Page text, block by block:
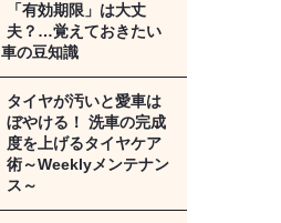
「有効期限」は大丈
夫？…覚えておきたい
車の豆知識
タイヤが汚いと愛車は
ぼやける！ 洗車の完成
度を上げるタイヤケア
術～Weeklyメンテナン
ス～